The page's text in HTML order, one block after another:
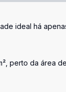
ideal há
perto da área